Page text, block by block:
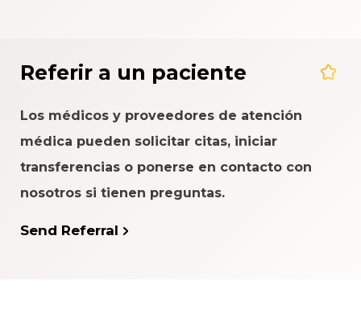
Referir a un paciente
Los médicos y proveedores de atención
médica pueden solicitar citas, iniciar
transferencias o ponerse en contacto con
nosotros si tienen preguntas.
Send Referral